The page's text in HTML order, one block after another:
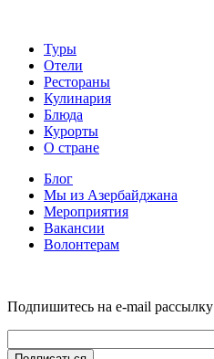
Туры
Отели
Рестораны
Кулинария
Блюда
Курорты
О стране
Блог
Мы из Азербайджана
Мероприятия
Вакансии
Волонтерам
Подпишитесь на e-mail рассылку